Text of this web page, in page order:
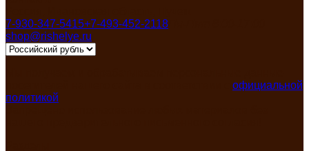
7-930-347-5415+7-493-452-2118
shop@rishelye.ru
официальной
политикой